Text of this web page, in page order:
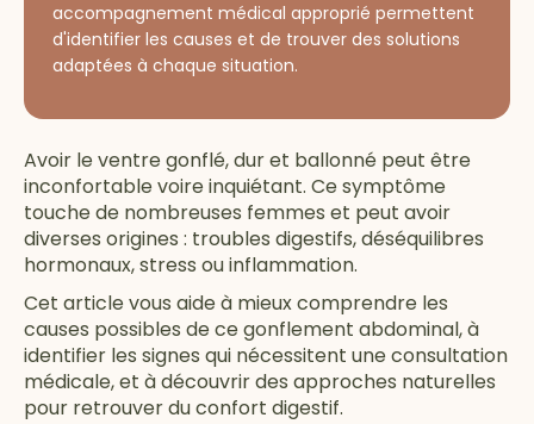
accompagnement médical approprié permettent
d'identifier les causes et de trouver des solutions
adaptées à chaque situation.
Avoir le ventre gonflé, dur et ballonné peut être
inconfortable voire inquiétant. Ce symptôme
touche de nombreuses femmes et peut avoir
diverses origines : troubles digestifs, déséquilibres
hormonaux, stress ou inflammation.
Cet article vous aide à mieux comprendre les
causes possibles de ce gonflement abdominal, à
identifier les signes qui nécessitent une consultation
médicale, et à découvrir des approches naturelles
pour retrouver du confort digestif.